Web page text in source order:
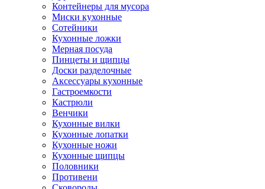
Контейнеры для мусора
Миски кухонные
Сотейники
Кухонные ложки
Мерная посуда
Пинцеты и щипцы
Доски разделочные
Аксессуары кухонные
Гастроемкости
Кастрюли
Венчики
Кухонные вилки
Кухонные лопатки
Кухонные ножи
Кухонные щипцы
Половники
Противени